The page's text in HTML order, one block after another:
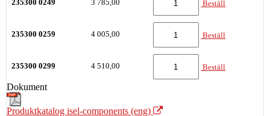
235300 0249 3 785,00 Beställ
235300 0259 4 005,00 Beställ
235300 0299 4 510,00 Beställ
Dokument
Produktkatalog isel-components (eng)